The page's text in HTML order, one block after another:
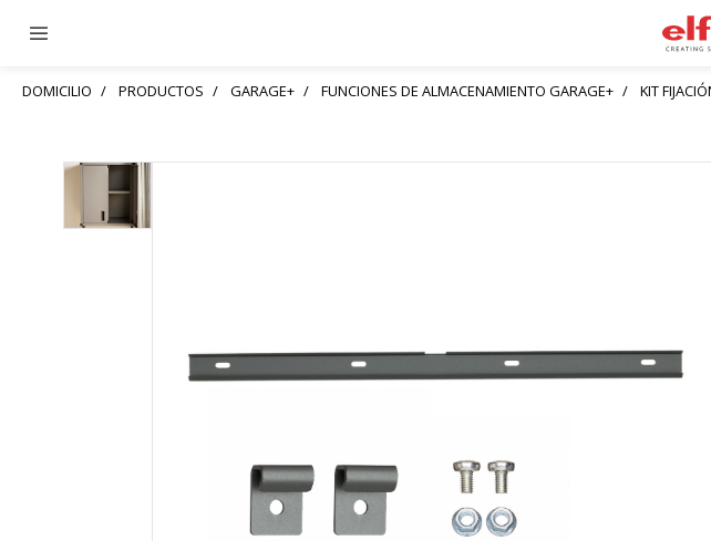
DOMICILIO PRODUCTOS GARAGE+ FUNCIONES DE ALMACENAMIENTO GARAGE+ KIT